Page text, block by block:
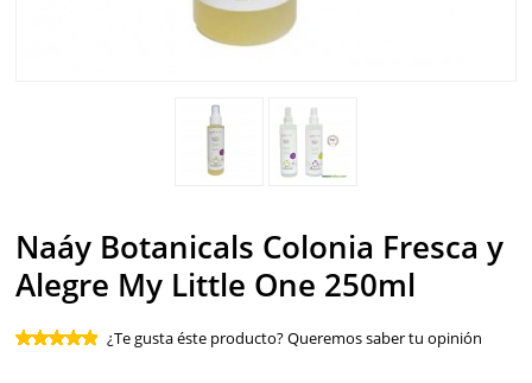
Naáy Botanicals Colonia Fresca y
Alegre My Little One 250ml
¿Te gusta éste producto? Queremos saber tu opinión